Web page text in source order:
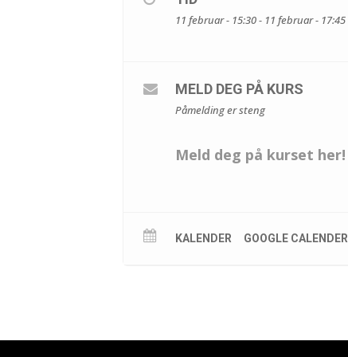
11 februar - 15:30 - 11 februar - 17:45
MELD DEG PÅ KURS
Påmelding er steng
Meld deg på kurset her!
KALENDER GOOGLE CALENDER